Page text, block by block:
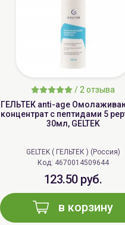
/ 2 отзыва
ГЕЛЬТЕК anti-age
концентрат с пептидами 5
30мл, GELTEK
GELTEK ( ГЕЛЬТЕК ) (Россия)
Код: 4670014509644
123.50 руб.
в корзину